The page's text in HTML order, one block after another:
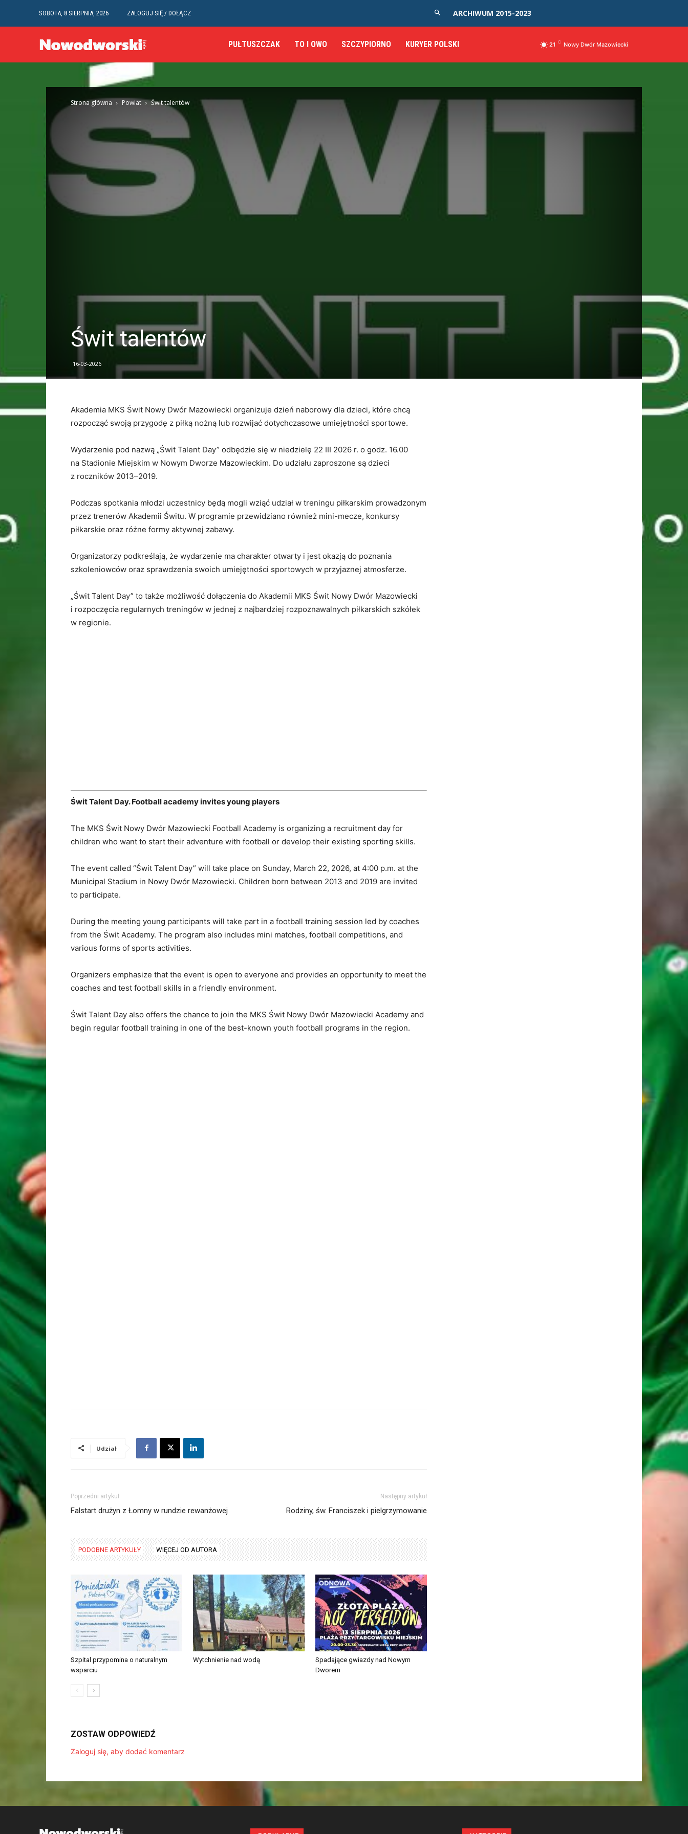
SOBOTA, 8 SIERPNIA, 2026 ZALOGUJ SIĘ / DOŁĄCZ ARCHIWUM 2015-2023
PUŁTUSZCZAK TO I OWO SZCZYPIORNO KURYER POLSKI 21 C Nowy Dwór Mazowiecki
Strona główna Powiat Świt talentów
Świt talentów
16-03-2026
Akademia MKS Świt Nowy Dwór Mazowiecki organizuje dzień naborowy dla dzieci, które chcą
rozpocząć swoją przygodę z piłką nożną lub rozwijać dotychczasowe umiejętności sportowe.
Wydarzenie pod nazwą „Świt Talent Day” odbędzie się w niedzielę 22 III 2026 r. o godz. 16.00
na Stadionie Miejskim w Nowym Dworze Mazowieckim. Do udziału zaproszone są dzieci
z roczników 2013–2019.
Podczas spotkania młodzi uczestnicy będą mogli wziąć udział w treningu piłkarskim prowadzonym
przez trenerów Akademii Świtu. W programie przewidziano również mini-mecze, konkursy
piłkarskie oraz różne formy aktywnej zabawy.
Organizatorzy podkreślają, że wydarzenie ma charakter otwarty i jest okazją do poznania
szkoleniowców oraz sprawdzenia swoich umiejętności sportowych w przyjaznej atmosferze.
„Świt Talent Day” to także możliwość dołączenia do Akademii MKS Świt Nowy Dwór Mazowiecki
i rozpoczęcia regularnych treningów w jednej z najbardziej rozpoznawalnych piłkarskich szkółek
w regionie.
ŚwitTalent Day.Footballacademyinvitesyoung players
The MKS Świt Nowy Dwór Mazowiecki Football Academy is organizing a recruitment day for
children who want to start their adventure with football or develop their existing sporting skills.
The event called “Świt Talent Day” will take place on Sunday, March 22, 2026, at 4:00 p.m. at the
Municipal Stadium in Nowy Dwór Mazowiecki. Children born between 2013 and 2019 are invited
to participate.
During the meeting young participants will take part in a football training session led by coaches
from the Świt Academy. The program also includes mini matches, football competitions, and
various forms of sports activities.
Organizers emphasize that the event is open to everyone and provides an opportunity to meet the
coaches and test football skills in a friendly environment.
Świt Talent Day also offers the chance to join the MKS Świt Nowy Dwór Mazowiecki Academy and
begin regular football training in one of the best-known youth football programs in the region.
Udział
Poprzedni artykuł
Falstart drużyn z Łomny w rundzie rewanżowej
Następny artykuł
Rodziny, św. Franciszek i pielgrzymowanie
PODOBNE ARTYKUŁY WIĘCEJ OD AUTORA
Szpital przypomina o naturalnym
wsparciu
Wytchnienie nad wodą
Spadające gwiazdy nad Nowym
Dworem
ZOSTAW ODPOWIEDŹ
Zaloguj się, aby dodać komentarz